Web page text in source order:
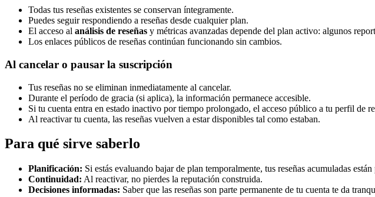
Todas tus reseñas existentes se conservan íntegramente.
Puedes seguir respondiendo a reseñas desde cualquier plan.
El acceso al análisis de reseñas y métricas avanzadas depende del plan activo: algunos
Los enlaces públicos de reseñas continúan funcionando sin cambios.
Al cancelar o pausar la suscripción
Tus reseñas no se eliminan inmediatamente al cancelar.
Durante el período de gracia (si aplica), la información permanece accesible.
Si tu cuenta entra en estado inactivo por tiempo prolongado, el acceso público a tu perfil de
Al reactivar tu cuenta, las reseñas vuelven a estar disponibles tal como estaban.
Para qué sirve saberlo
Planificación: Si estás evaluando bajar de plan temporalmente, tus reseñas acumuladas están
Continuidad: Al reactivar, no pierdes la reputación construida.
Decisiones informadas: Saber que las reseñas son parte permanente de tu cuenta te da